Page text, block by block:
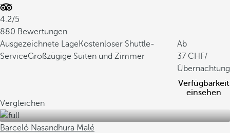
4.2/5
880 Bewertungen
Ausgezeichnete LageKostenloser Shuttle-
ServiceGroßzügige Suiten und Zimmer
Ab
37
/
Übernachtung
Verfügbarkeit
einsehen
Vergleichen
Barceló Nasandhura Malé